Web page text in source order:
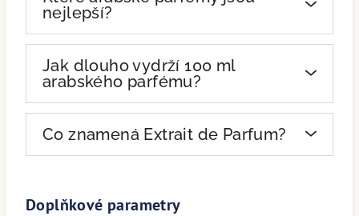
nejlepší?
Jak dlouho vydrží 100 ml
arabského parfému?
Co znamená Extrait de Parfum?
Doplňkové parametry